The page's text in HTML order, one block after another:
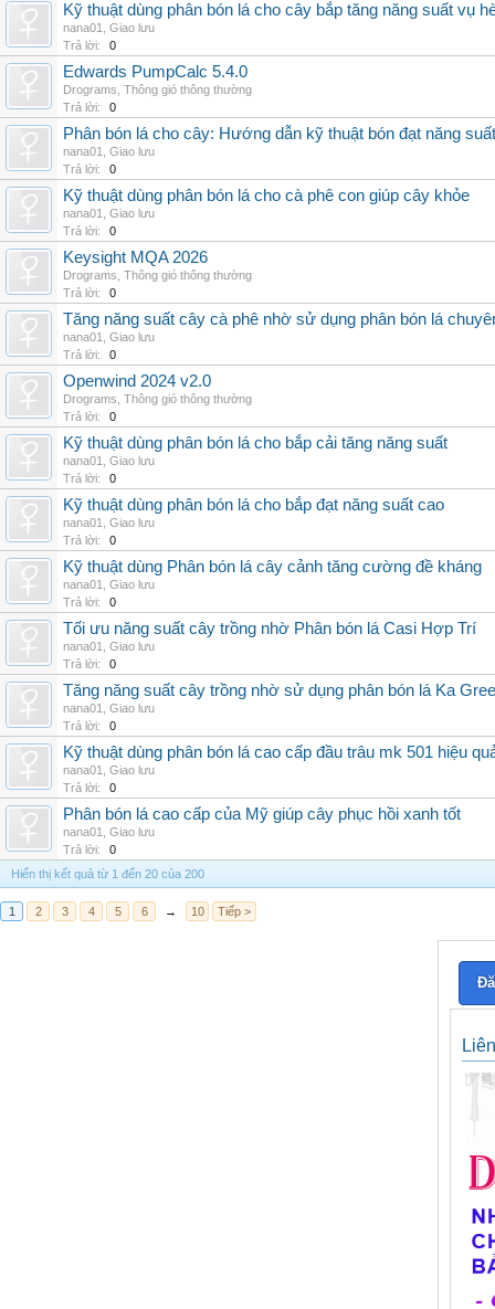
Kỹ thuật dùng phân bón lá cho cây bắp tăng năng suất vụ
nana01
Giao lưu
Trả lời:
0
Edwards PumpCalc 5.4.0
Drograms Thông gió thông thường
Trả lời:
0
Phân bón lá cho cây: Hướng dẫn kỹ thuật bón đạt năng suất
nana01
Giao lưu
Trả lời:
0
Kỹ thuật dùng phân bón lá cho cà phê con giúp cây khỏe
nana01
Giao lưu
Trả lời:
0
Keysight MQA 2026
Drograms Thông gió thông thường
Trả lời:
0
Tăng năng suất cây cà phê nhờ sử dụng phân bón lá
nana01
Giao lưu
Trả lời:
0
Openwind 2024 v2.0
Drograms Thông gió thông thường
Trả lời:
0
Kỹ thuật dùng phân bón lá cho bắp cải tăng năng suất
nana01
Giao lưu
Trả lời:
0
Kỹ thuật dùng phân bón lá cho bắp đạt năng suất cao
nana01
Giao lưu
Trả lời:
0
Kỹ thuật dùng Phân bón lá cây cảnh tăng cường đề kháng
nana01
Giao lưu
Trả lời:
0
Tối ưu năng suất cây trồng nhờ Phân bón lá Casi Hợp Trí
nana01
Giao lưu
Trả lời:
0
Tăng năng suất cây trồng nhờ sử dụng phân bón lá Ka
nana01
Giao lưu
Trả lời:
0
Kỹ thuật dùng phân bón lá cao cấp đầu trâu mk 501 hiệu
nana01
Giao lưu
Trả lời:
0
Phân bón lá cao cấp của Mỹ giúp cây phục hồi xanh tốt
nana01
Giao lưu
Trả lời:
0
Hiển thị kết quả từ 1 đến 20 của 200
1 2 3 4 5 6 → 10 Tiếp >